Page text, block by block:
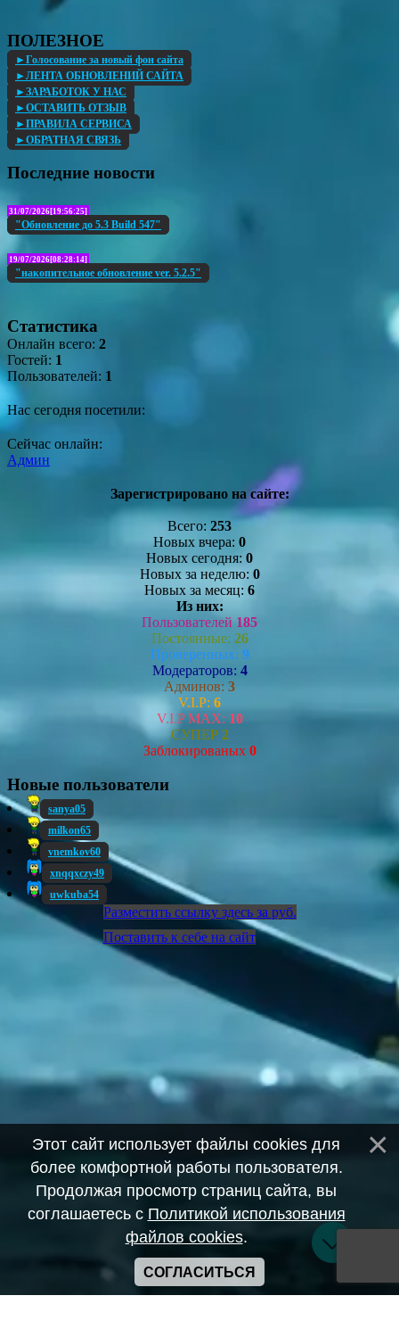
ПОЛЕЗНОЕ
►Голосование за новый фон сайта
►ЛЕНТА ОБНОВЛЕНИЙ САЙТА
►ЗАРАБОТОК У НАС
►ОСТАВИТЬ ОТЗЫВ
►ПРАВИЛА СЕРВИСА
►ОБРАТНАЯ СВЯЗЬ
Последние новости
31/07/2026[19:56:25]
"Обновление до 5.3 Build 547"
19/07/2026[08:28:14]
"накопительное обновление ver. 5.2.5"
Статистика
Онлайн всего: 2
Гостей: 1
Пользователей: 1
Нас сегодня посетили:
Сейчас онлайн:
Админ
Зарегистрировано на сайте:
Всего: 253
Новых вчера: 0
Новых сегодня: 0
Новых за неделю: 0
Новых за месяц: 6
Из них:
Пользователей 185
Постоянные: 26
Проверенных: 9
Модераторов: 4
Админов: 3
V.I.P: 6
V.I.P MAX: 10
СУПЕР 2
Заблокированых 0
Новые пользователи
sanya05
milkon65
vnemkov60
xnqqxczy49
uwkuba54
Разместить ссылку здесь за руб.
Поставить к себе на сайт
Этот сайт использует файлы cookies для
более комфортной работы пользователя.
Продолжая просмотр страниц сайта, вы
соглашаетесь с Политикой использования
файлов cookies.
СОГЛАСИТЬСЯ